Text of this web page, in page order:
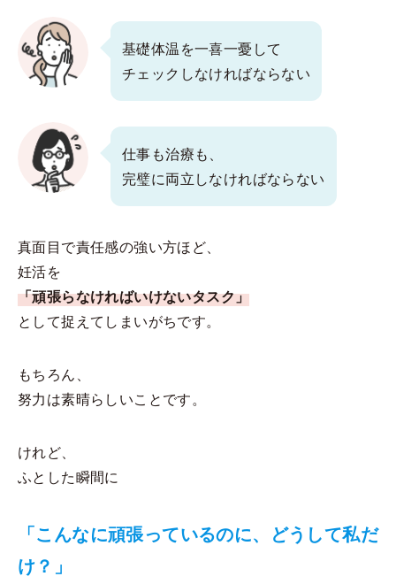
基礎体温を一喜一憂して
チェックしなければならない
仕事も治療も、
完璧に両立しなければならない
真面目で責任感の強い方ほど、
妊活を
「頑張らなければいけないタスク」
として捉えてしまいがちです。
もちろん、
努力は素晴らしいことです。
けれど、
ふとした瞬間に
「こんなに頑張っているのに、どうして私だ
け？」